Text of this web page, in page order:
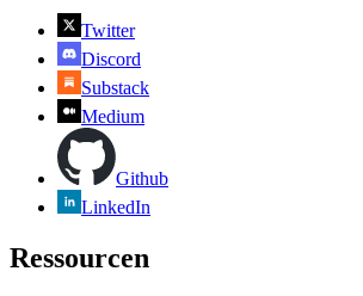
Twitter
Discord
Substack
Medium
Github
LinkedIn
Ressourcen